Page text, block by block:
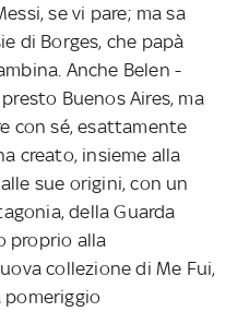
se vi pare; ma sa
di Borges, che papà
Anche Belen -
Buenos Aires, ma
con sé, esattamente
creato, insieme alla
sue origini, con un
della Guarda
proprio alla
collezione di Me Fui,
pomeriggio